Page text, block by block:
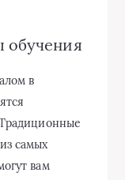
обучения
в
самых
вам